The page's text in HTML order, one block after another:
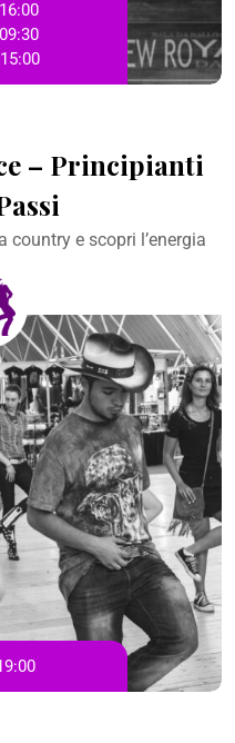
16:00
09:30
15:00
– Principianti
e scopri l’energia